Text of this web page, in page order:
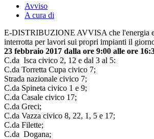
Avviso
A cura di
E-DISTRIBUZIONE AVVISA che l'energia
interrotta per lavori sui propri impianti il
23 febbraio 2017 dalla ore 9:00 alle ore
C.da Isca civico 2, 12 e dal 3 al 5:
C.da Torretta Cupa civico 7;
Strada nazionale civico 7;
C.da Spineta civico 1 e 9;
C.da Casale civico 17;
C.da Greci;
C.da Vazza civico 8, 22, 1, 5 e 17;
C.da Filette;
C.da Dogana;